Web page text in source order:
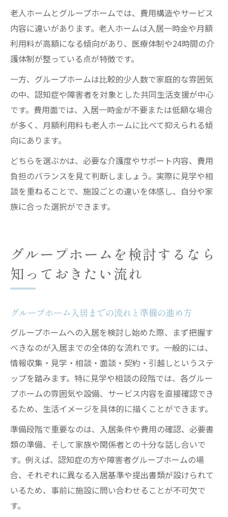
老人ホームとグループホームでは、費用構造やサービス
内容に違いがあります。老人ホームは入居一時金や月額
利用料が高額になる傾向があり、医療体制や24時間の介
護体制が整っている点が特徴です。
一方、グループホームは比較的少人数で家庭的な雰囲気
の中、認知症や障害者を対象とした共同生活支援が中心
です。費用面では、入居一時金が不要または低額な場合
が多く、月額利用料も老人ホームに比べて抑えられる傾
向にあります。
どちらを選ぶかは、必要な介護度やサポート内容、費用
負担のバランスを見て判断しましょう。実際に見学や相
談を重ねることで、施設ごとの違いを体感し、自分や家
族に合った選択ができます。
グループホームを検討するなら
知っておきたい流れ
グループホーム入居までの流れと準備の進め方
グループホームへの入居を検討し始めた際、まず把握す
べきなのが入居までの全体的な流れです。一般的には、
情報収集・見学・相談・面談・契約・引越しというステ
ップを踏みます。特に見学や相談の段階では、各グルー
プホームの雰囲気や設備、サービス内容を直接確認でき
るため、生活イメージを具体的に描くことができます。
準備段階で重要なのは、入居条件や費用の確認、必要書
類の準備、そして家族や関係者との十分な話し合いで
す。例えば、認知症の方や障害者グループホームの場
合、それぞれに異なる入居基準や提出書類が設けられて
いるため、事前に施設に問い合わせることが不可欠で
す。